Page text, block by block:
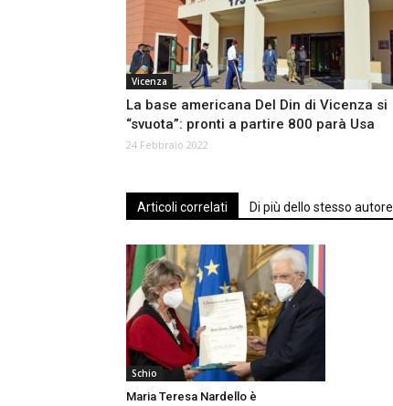
Vicenza
La base americana Del Din di Vicenza si
“svuota”: pronti a partire 800 parà Usa
24 Febbraio 2022
Articoli correlati Di più dello stesso autore
Schio
Maria Teresa Nardello è